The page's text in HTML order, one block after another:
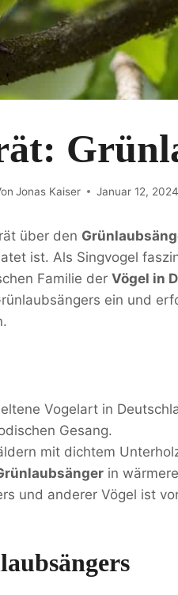
Jonas Kaiser Januar 12, 2024
über den
ist. Als Singvogel
Familie der Vögel in
ein und
Vogelart in
Gesang.
mit dichtem
in
und anderer Vögel ist